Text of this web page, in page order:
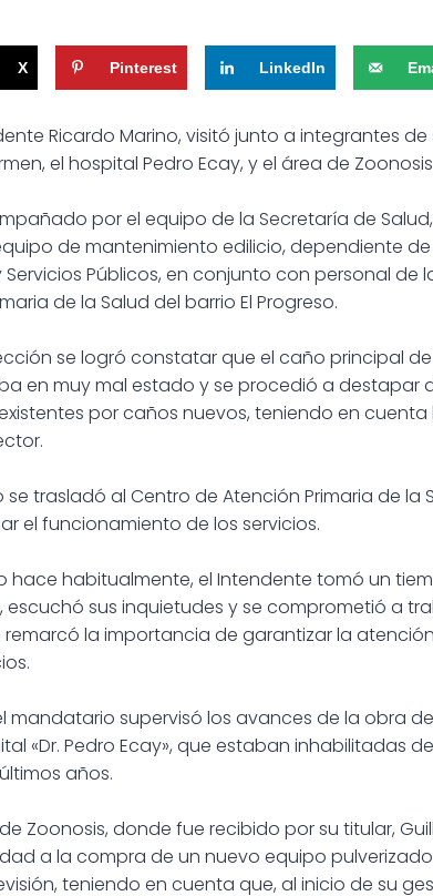
X Pinterest LinkedIn
Ricardo Marino, visitó junto a integrantes de
el hospital Pedro Ecay, y el área de
por el equipo de la Secretaría de
de mantenimiento edilicio, dependiente
Públicos, en conjunto con personal de
de la Salud del barrio El Progreso.
se logró constatar que el caño principal
en muy mal estado y se procedió a destapar
por caños nuevos, teniendo en
se trasladó al Centro de Atención Primaria de la
el funcionamiento de los servicios.
hace habitualmente, el Intendente tomó un
sus inquietudes y se comprometió a
remarcó la importancia de garantizar la
mandatario supervisó los avances de la obra
«Dr. Pedro Ecay», que estaban inhabilitadas
años.
Zoonosis, donde fue recibido por su titular,
a la compra de un nuevo equipo
teniendo en cuenta que, al inicio de su